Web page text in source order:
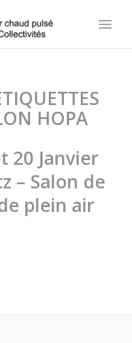
HOPA
20 Janvier
– Salon de
plein air